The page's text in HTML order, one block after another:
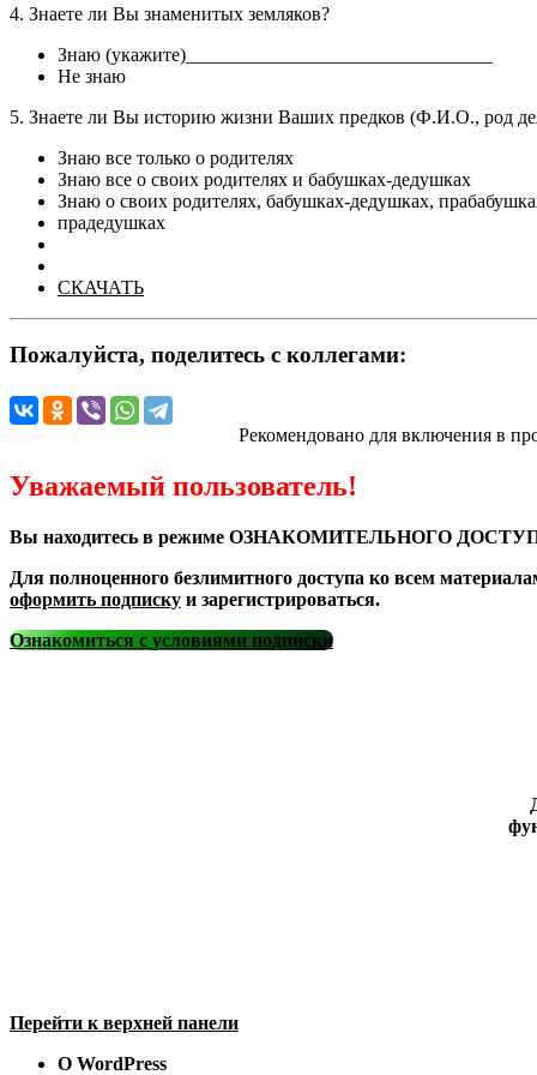
4. Знаете ли Вы знаменитых земляков?
Знаю (укажите)________________________________
Не знаю
5. Знаете ли Вы историю жизни Ваших предков (Ф.И.О., род
Знаю все только о родителях
Знаю все о своих родителях и бабушках-дедушках
Знаю о своих родителях, бабушках-дедушках,
прадедушках
СКАЧАТЬ
Пожалуйста, поделитесь с коллегами:
Рекомендовано для включения в
Уважаемый пользователь!
Вы находитесь в режиме ОЗНАКОМИТЕЛЬНОГО
Для полноценного безлимитного доступа ко всем
оформить подписку и зарегистрироваться.
Ознакомиться с условиями подписки
Перейти к верхней панели
О WordPress